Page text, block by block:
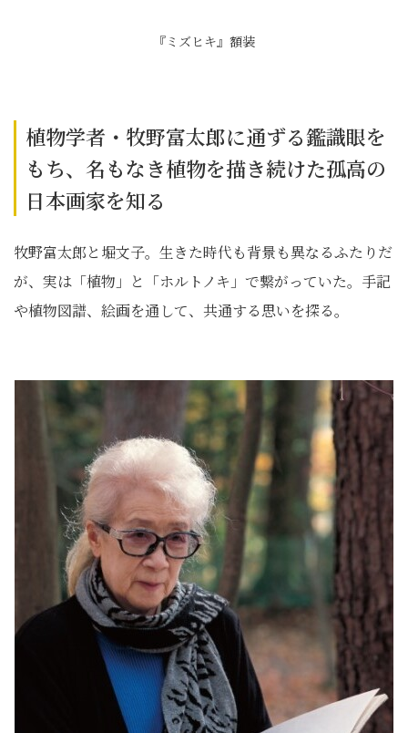
『ミズヒキ』額装
植物学者・牧野富太郎に通ずる鑑識眼を
もち、名もなき植物を描き続けた孤高の
日本画家を知る
牧野富太郎と堀文子。生きた時代も背景も異なるふたりだ
が、実は「植物」と「ホルトノキ」で繋がっていた。手記
や植物図譜、絵画を通して、共通する思いを探る。